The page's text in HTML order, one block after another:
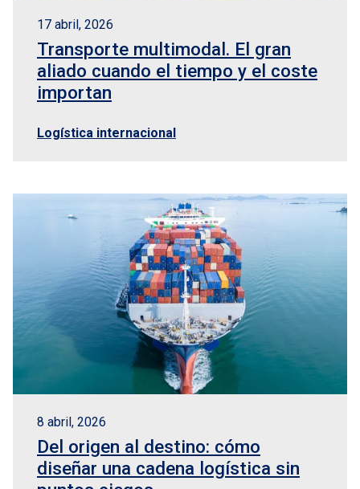
17 abril, 2026
Transporte multimodal. El gran
aliado cuando el tiempo y el coste
importan
Logística internacional
8 abril, 2026
Del origen al destino: cómo
diseñar una cadena logística sin